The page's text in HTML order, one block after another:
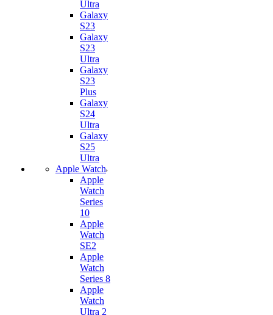
Ultra
Galaxy
S23
Galaxy
S23
Ultra
Galaxy
S23
Plus
Galaxy
S24
Ultra
Galaxy
S25
Ultra
Apple Watch
Apple
Watch
Series
10
Apple
Watch
SE2
Apple
Watch
Series 8
Apple
Watch
Ultra 2